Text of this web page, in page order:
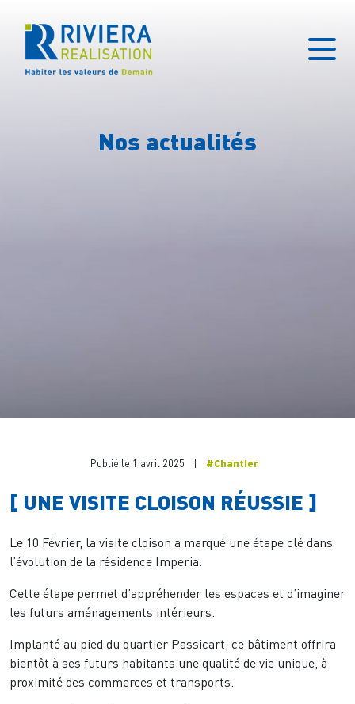
Nos actualités
Publié le 1 avril 2025 #Chantier
[ UNE VISITE CLOISON RÉUSSIE ]
Le 10 Février, la visite cloison a marqué une étape clé dans
l’évolution de la résidence Imperia.
Cette étape permet d’appréhender les espaces et d’imaginer
les futurs aménagements intérieurs.
Implanté au pied du quartier Passicart, ce bâtiment offrira
bientôt à ses futurs habitants une qualité de vie unique, à
proximité des commerces et transports.